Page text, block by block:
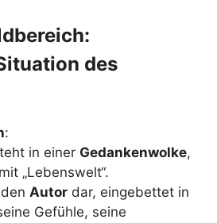
des
:
in einer Gedankenwolke,
„Lebenswelt“.
Autor dar, eingebettet in
Gefühle, seine